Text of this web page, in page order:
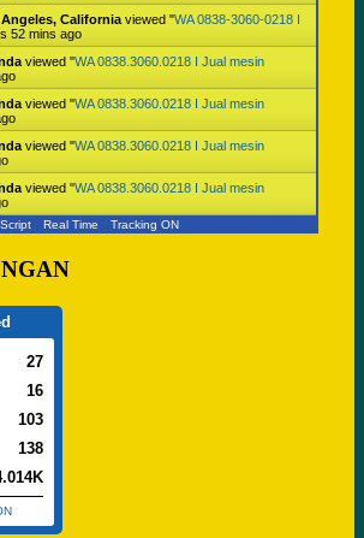
California viewed "WA 0838-3060-0218 I
52 mins ago
viewed "WA 0838.3060.0218 I Jual mesin
viewed "WA 0838.3060.0218 I Jual mesin
viewed "WA 0838.3060.0218 I Jual mesin
viewed "WA 0838.3060.0218 I Jual mesin
Real Time Tracking ON
27
16
103
138